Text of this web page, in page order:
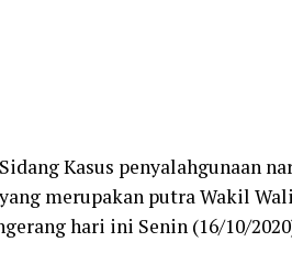
Kasus penyalahgunaan
merupakan putra Wakil
hari ini Senin (16/10/